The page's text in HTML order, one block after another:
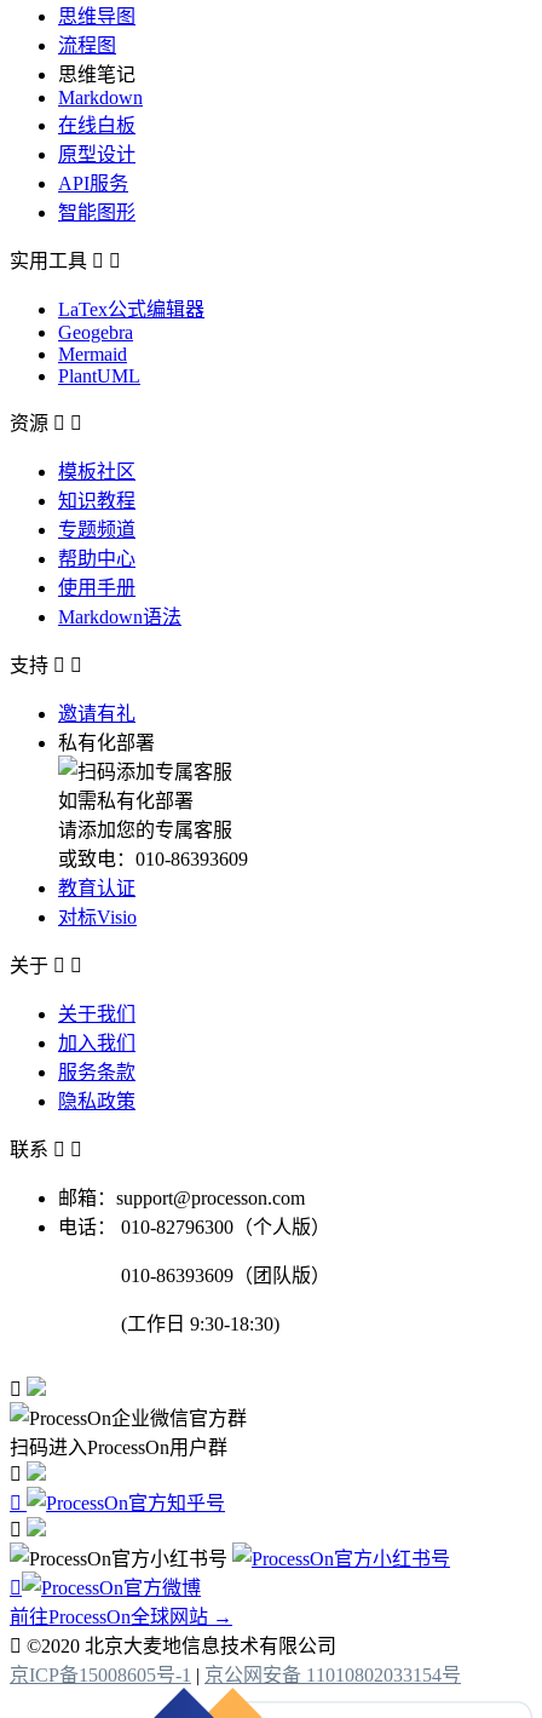
思维导图
流程图
思维笔记
Markdown
在线白板
原型设计
API服务
智能图形
实用工具  
LaTex公式编辑器
Geogebra
Mermaid
PlantUML
资源  
模板社区
知识教程
专题频道
帮助中心
使用手册
Markdown语法
支持  
邀请有礼
私有化部署
如需私有化部署
请添加您的专属客服
或致电：010-86393609
教育认证
对标Visio
关于  
关于我们
加入我们
服务条款
隐私政策
联系  
邮箱：support@processon.com
电话：
010-82796300（个人版）
010-86393609（团队版）
(工作日 9:30-18:30)

扫码进入ProcessOn用户群




前往ProcessOn全球网站 →
 ©2020 北京大麦地信息技术有限公司
京ICP备15008605号-1 | 京公网安备 11010802033154号